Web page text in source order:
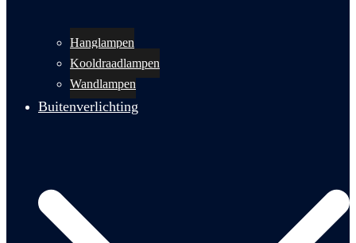
Hanglampen
Kooldraadlampen
Wandlampen
Buitenverlichting